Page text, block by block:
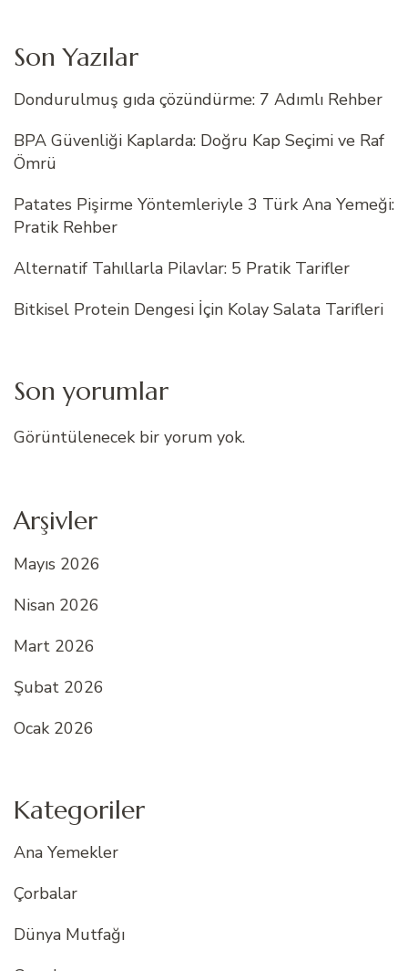
Son Yazılar
Dondurulmuş gıda çözündürme: 7 Adımlı Rehber
BPA Güvenliği Kaplarda: Doğru Kap Seçimi ve Raf
Ömrü
Patates Pişirme Yöntemleriyle 3 Türk Ana Yemeği:
Pratik Rehber
Alternatif Tahıllarla Pilavlar: 5 Pratik Tarifler
Bitkisel Protein Dengesi İçin Kolay Salata Tarifleri
Son yorumlar
Görüntülenecek bir yorum yok.
Arşivler
Mayıs 2026
Nisan 2026
Mart 2026
Şubat 2026
Ocak 2026
Kategoriler
Ana Yemekler
Çorbalar
Dünya Mutfağı